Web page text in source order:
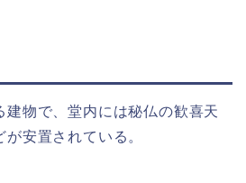
建物で、堂内には秘仏の歓喜天
安置されている。